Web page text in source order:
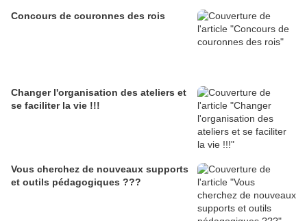
Concours de couronnes des rois
Changer l'organisation des ateliers et
se faciliter la vie !!!
Vous cherchez de nouveaux supports
et outils pédagogiques ???